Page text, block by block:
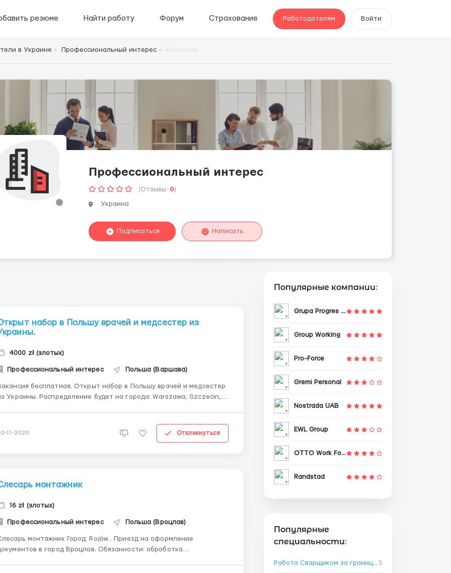
резюме Найти работу Форум Страхование Работодателям Войти
в Украине Профессиональный интерес
Профессиональный интерес
(Отзывы: 0)
Украина
Подписаться Написать
набор в Польшу врачей и медсестер из
4000 zł (злотых)
Профессиональный интерес Польша (Варшава)
бесплатная. Открыт набор в Польшу врачей и медсестер
Распределение будет на города: Warszawa, Szczecin,
помощи - Врачи-инфекционисты - Пульмонологи ...
11-2020 Откликнуться
монтажник
16 zł (злотых)
Профессиональный интерес Польша (Вроцлав)
монтажник Город: Rojów . Приезд на оформление
в город Вроцлав. Обязанности: оброботка
Популярные компании:
Grupa Progres Sp. z o.o.
Group Working
Pro-Force
Gremi Personal
Nostrada UAB
EWL Group
OTTO Work Force
Randstad
Популярные
специальности:
Работа Сварщиком за границей 3